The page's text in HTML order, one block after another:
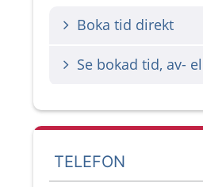
Boka tid direkt
Se bokad tid, av-
TELEFON